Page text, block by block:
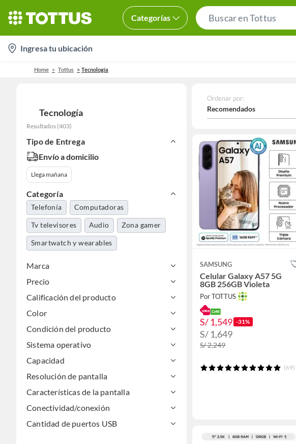
Categorías
location-
icon
Ingresa tu ubicación
Home Tottus Tecnología
Tecnología
Resultados (403)
Tipo de Entrega
Envío a domicilio
Llega mañana
Categoría
Telefonía Computadoras
Tv televisores Audio Zona gamer
Smartwatch y wearables
Marca
Precio
Calificación del producto
Color
Condición del producto
Sistema operativo
Capacidad
Resolución de pantalla
Características de la pantalla
Conectividad/conexión
Cantidad de puertos USB
Ordenar por:
Recomendados
SAMSUNG
Celular Galaxy A57 5G
8GB 256GB Violeta
Por TOTTUS
S/ 1,549 -31%
S/ 1,649
S/ 2,249
(69)